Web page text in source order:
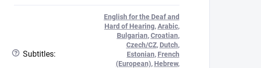
? Subtitles:
English for the Deaf and
Hard of Hearing,Arabic,
Bulgarian,Croatian,
Czech/CZ, Dutch,
Estonian, French
(European), Hebrew,